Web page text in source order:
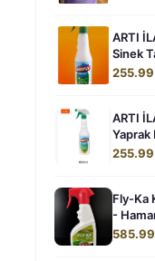
ARTI
Sinek
ARTI
Yaprak
Fly-Ka
-